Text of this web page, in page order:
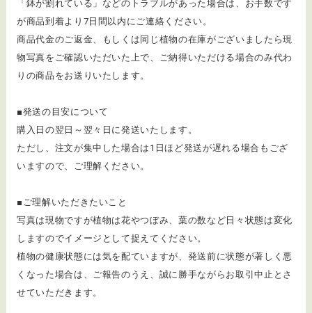
「鉢が割れている」などのトラブルがあった場合は、お手数です
が商品到着より7日間以内にご連絡ください。
商品代金のご返金、もしくは同じ植物の在庫がございましたら現
物写真をご確認いただいた上で、ご納得いただける場合のみ代わ
りの商品をお送りいたします。
■発送の目安について
購入日の翌日～翌々日に発送いたします。
ただし、注文が集中した場合は1日ほど発送が遅れる場合もござ
いますので、ご理解ください。
■ご理解いただきたいこと
写真は現物ですが植物は花やつぼみ、葉の数など日々状態は変化
しますのでイメージとして捉えてください。
植物の健康状態には気を配ていますが、発送前に状態が著しく悪
くなった場合は、ご報告のうえ、誠に勝手ながらお取引中止とさ
せていただきます。